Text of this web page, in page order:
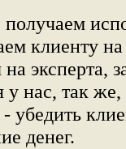
получаем
клиенту
на эксперта,
у нас, так
убедить
денег.